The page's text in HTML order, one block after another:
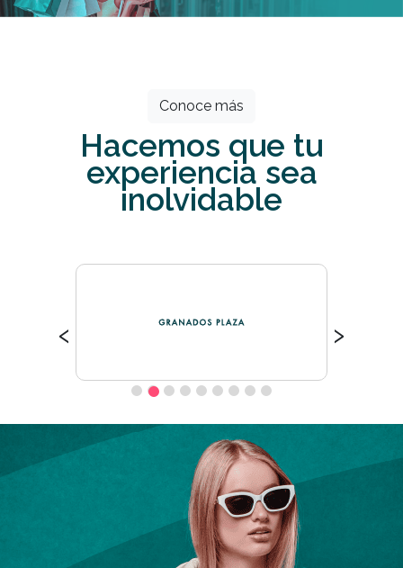
Conoce más
Hacemos que tu
experiencia sea
inolvidable
‹ ›